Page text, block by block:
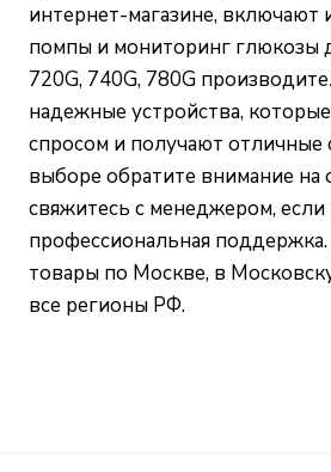
интернет-магазине, включают
помпы и мониторинг глюкозы
720G, 740G, 780G
надежные устройства,
спросом и получают
выборе обратите внимание на
свяжитесь с менеджером, если
профессиональная
товары по Москве, в
все регионы РФ.